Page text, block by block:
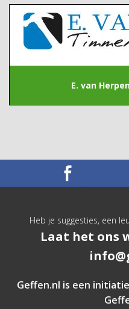
E. van
Heb je suggesties, een
Laat het ons
Geffen.nl is een